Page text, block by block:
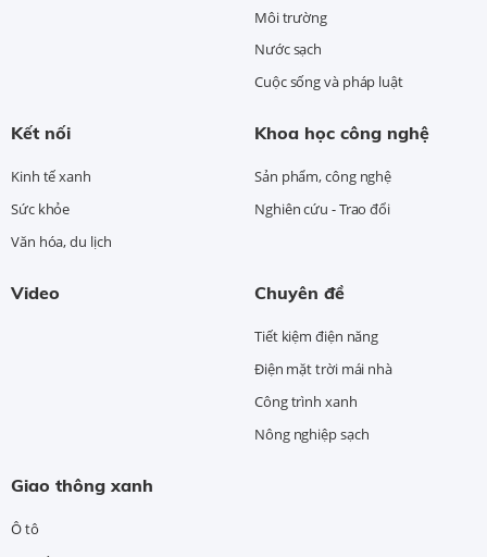
Môi trường
Nước sạch
Cuộc sống và pháp luật
Kết nối
Kinh tế xanh
Sức khỏe
Văn hóa, du lịch
Khoa học công nghệ
Sản phẩm, công nghệ
Nghiên cứu - Trao đổi
Video Chuyên đề
Tiết kiệm điện năng
Điện mặt trời mái nhà
Công trình xanh
Nông nghiệp sạch
Giao thông xanh
Ô tô